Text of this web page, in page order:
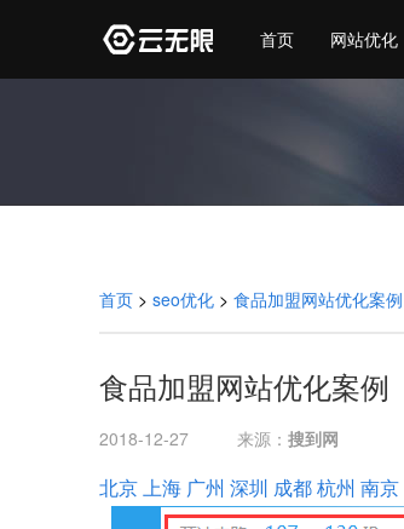
首页 网站优化
首页 > seo优化 > 食品加盟网站优化案例
食品加盟网站优化案例
2018-12-27 来源： 搜到网
北京上海 广州 深圳 成都杭州 南京